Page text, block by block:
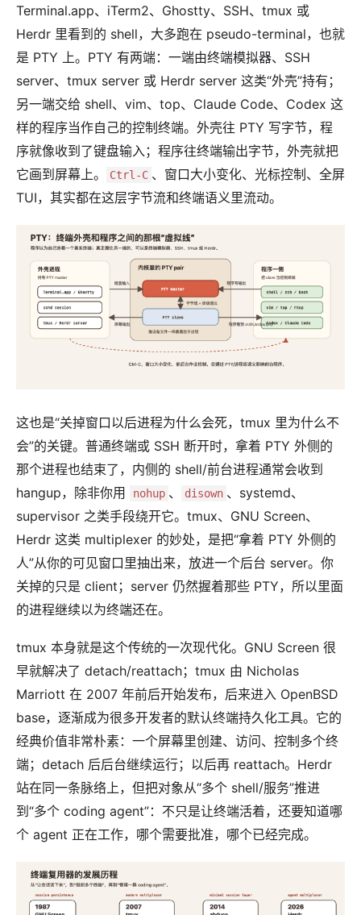
Terminal.app、iTerm2、Ghostty、SSH、tmux 或
Herdr 里看到的 shell，大多跑在 pseudo-terminal，也就
是 PTY 上。PTY 有两端：一端由终端模拟器、SSH
server、tmux server 或 Herdr server 这类“外壳”持有；
另一端交给 shell、vim、top、Claude Code、Codex 这
样的程序当作自己的控制终端。外壳往 PTY 写字节，程
序就像收到了键盘输入；程序往终端输出字节，外壳就把
它画到屏幕上。
Ctrl-C 、窗口大小变化、光标控制、全屏
TUI，其实都在这层字节流和终端语义里流动。
这也是“关掉窗口以后进程为什么会死，tmux 里为什么不
会”的关键。普通终端或 SSH 断开时，拿着 PTY 外侧的
那个进程也结束了，内侧的 shell/前台进程通常会收到
hangup，除非你用
nohup 、 disown 、systemd、
supervisor 之类手段绕开它。tmux、GNU Screen、
Herdr 这类 multiplexer 的妙处，是把“拿着 PTY 外侧的
人”从你的可见窗口里抽出来，放进一个后台 server。你
关掉的只是 client；server 仍然握着那些 PTY，所以里面
的进程继续以为终端还在。
tmux 本身就是这个传统的一次现代化。GNU Screen 很
早就解决了 detach/reattach；tmux 由 Nicholas
Marriott 在 2007 年前后开始发布，后来进入 OpenBSD
base，逐渐成为很多开发者的默认终端持久化工具。它的
经典价值非常朴素：一个屏幕里创建、访问、控制多个终
端；detach 后后台继续运行；以后再 reattach。Herdr
站在同一条脉络上，但把对象从“多个 shell/服务”推进
到“多个 coding agent”：不只是让终端活着，还要知道哪
个 agent 正在工作，哪个需要批准，哪个已经完成。